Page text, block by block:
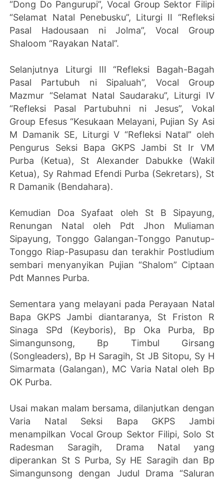
“Dong Do Pangurupi”, Vocal Group Sektor Filipi
“Selamat Natal Penebusku”, Liturgi II “Refleksi
Pasal Hadousaan ni Jolma”, Vocal Group
Shaloom “Rayakan Natal”.
Selanjutnya Liturgi III “Refleksi Bagah-Bagah
Pasal Partubuh ni Sipaluah”, Vocal Group
Mazmur “Selamat Natal Saudaraku”, Liturgi IV
“Refleksi Pasal Partubuhni ni Jesus”, Vokal
Group Efesus “Kesukaan Melayani, Pujian Sy Asi
M Damanik SE, Liturgi V “Refleksi Natal” oleh
Pengurus Seksi Bapa GKPS Jambi St Ir VM
Purba (Ketua), St Alexander Dabukke (Wakil
Ketua), Sy Rahmad Efendi Purba (Sekretars), St
R Damanik (Bendahara).
Kemudian Doa Syafaat oleh St B Sipayung,
Renungan Natal oleh Pdt Jhon Muliaman
Sipayung, Tonggo Galangan-Tonggo Panutup-
Tonggo Riap-Pasupasu dan terakhir Postludium
sembari menyanyikan Pujian “Shalom” Ciptaan
Pdt Mannes Purba.
Sementara yang melayani pada Perayaan Natal
Bapa GKPS Jambi diantaranya, St Friston R
Sinaga SPd (Keyboris), Bp Oka Purba, Bp
Simangunsong, Bp Timbul Girsang
(Songleaders), Bp H Saragih, St JB Sitopu, Sy H
Simarmata (Galangan), MC Varia Natal oleh Bp
OK Purba.
Usai makan malam bersama, dilanjutkan dengan
Varia Natal Seksi Bapa GKPS Jambi
menampilkan Vocal Group Sektor Filipi, Solo St
Radesman Saragih, Drama Natal yang
diperankan St S Purba, Sy HE Saragih dan Bp
Simangunsong dengan Judul Drama “Saluran